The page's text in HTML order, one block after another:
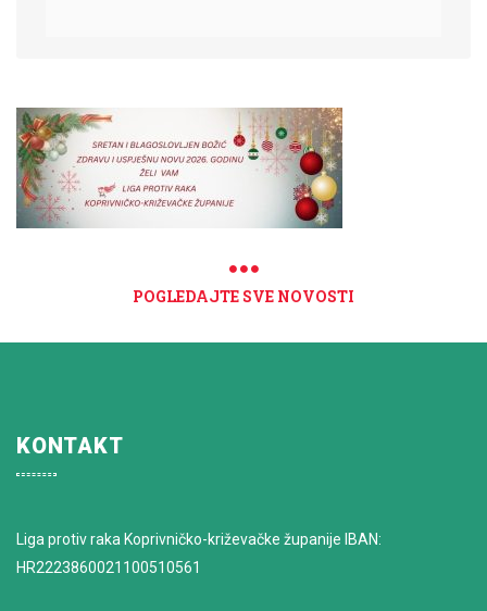
POGLEDAJTE SVE NOVOSTI
KONTAKT
Liga protiv raka Koprivničko-križevačke županije IBAN:
HR2223860021100510561